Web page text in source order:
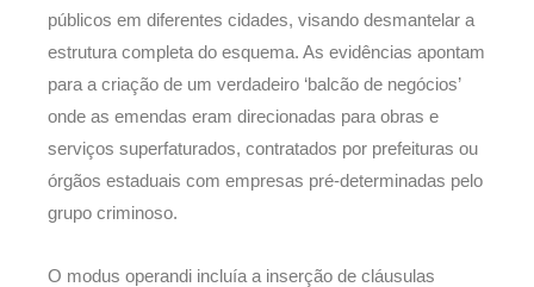
públicos em diferentes cidades, visando desmantelar a
estrutura completa do esquema. As evidências apontam
para a criação de um verdadeiro ‘balcão de negócios’
onde as emendas eram direcionadas para obras e
serviços superfaturados, contratados por prefeituras ou
órgãos estaduais com empresas pré-determinadas pelo
grupo criminoso.
O modus operandi incluía a inserção de cláusulas